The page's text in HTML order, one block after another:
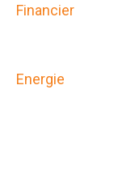
Financier
Energie